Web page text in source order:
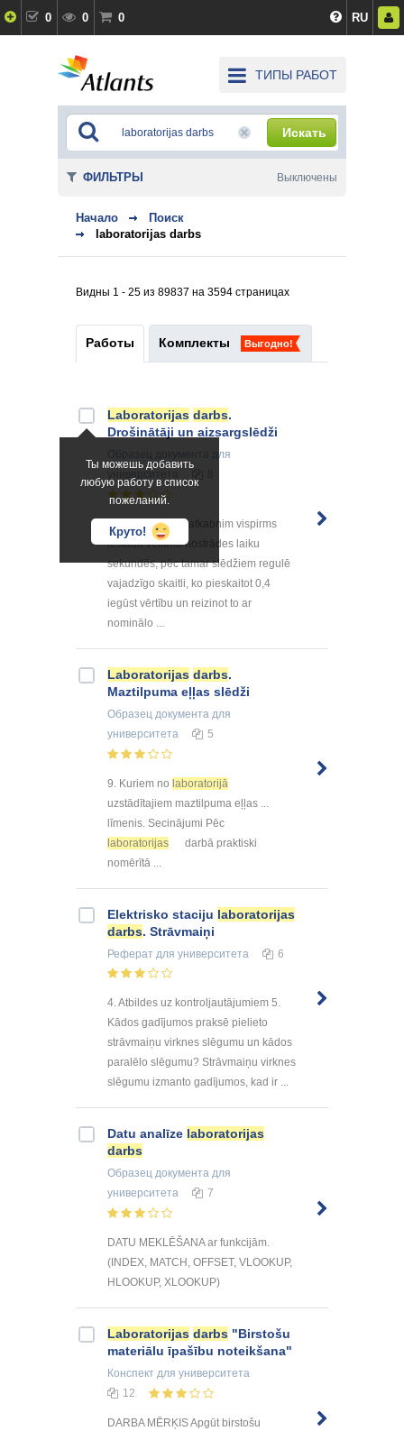
0 0 0 RU
ТИПЫ РАБОТ
Искать
Начало
Поиск
laboratorijas darbs
Видны 1 - 25 из 89837 на 3594 страницах
Работы Комплекты Выгодно!
Ты можешь добавить
любую работу в список
пожеланий.
Круто!
Laboratorijas darbs.
Drošinātāji un aizsargslēdži
для
Aizsargslēdža L atkabnim vispirms
iestāda vēlamo nostrādes laiku
sekundēs, pēc tamar slēdžiem regulē
vajadzīgo skaitli, ko pieskaitot 0,4
iegūst vērtību un reizinot to ar
nominālo ...
Laboratorijas darbs.
Maztilpuma eļļas slēdži
Образец документа для
университета
5
9. Kuriem no laboratorijā
uzstādītajiem maztilpuma eļļas ...
līmenis. Secinājumi Pēc
laboratorijas
darbā praktiski
nomērītā ...
Elektrisko staciju laboratorijas
darbs. Strāvmaiņi
Реферат для университета 6
4. Atbildes uz kontroljautājumiem 5.
Kādos gadījumos praksē pielieto
strāvmaiņu virknes slēgumu un kādos
paralēlo slēgumu? Strāvmaiņu virknes
slēgumu izmanto gadījumos, kad ir ...
Datu analīze laboratorijas
darbs
Образец документа для
университета
7
DATU MEKLĒŠANA ar funkcijām.
(INDEX, MATCH, OFFSET, VLOOKUP,
HLOOKUP, XLOOKUP)
Laboratorijas darbs "Birstošu
materiālu īpašību noteikšana"
Конспект для университета
12
DARBA MĒRĶIS Apgūt birstošu
ФИЛЬТРЫ Выключены